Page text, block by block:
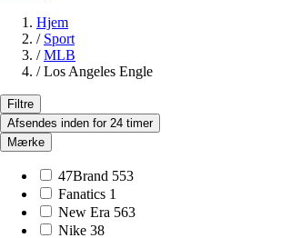
Hjem
/ Sport
/ MLB
/ Los Angeles Engle
Filtre
Afsendes inden for 24 timer
Mærke
47Brand 553
Fanatics 1
New Era 563
Nike 38